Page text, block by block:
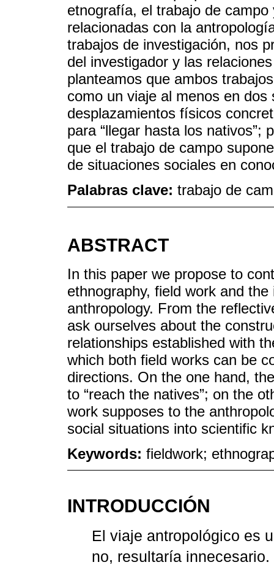
etnografía, el trabajo de
relacionadas con la
trabajos de investigación, nos
del investigador y las
planteamos que ambos
como un viaje al menos en
desplazamientos físicos
para “llegar hasta los nativos”;
que el trabajo de campo
de situaciones sociales en
Palabras clave: trabajo de
ABSTRACT
In this paper we propose to
ethnography, field work and
anthropology. From the
ask ourselves about the
relationships established with
which both field works can be
directions. On the one hand,
to “reach the natives”; on the
work supposes to the
social situations into scientific
Keywords: fieldwork;
INTRODUCCIÓN
El viaje antropológico es
no, resultaría